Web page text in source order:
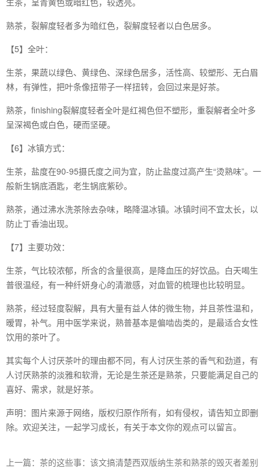
熟茶，裂解度轻者多为暗红色，裂解度轻者以白色居多。
【5】全叶：
生茶，果蔬以绿色、黄绿色、深绿色居多，活性高、较塑形、无白眉
林，有弹性，把叶条像扭带子一样扭转，会回过来是好茶。
熟茶，finishing裂解度轻者全叶是红褐色但不塑形，重裂解者全叶多
呈深褐色或白色，硬而坚硬。
【6】冰镇方式：
生茶，盐度在90-95摄氏度之间为宜，防止盐度过高产生“烫熟味”。一
般新生锅底酒匙，老生锅底紫砂。
熟茶，通过沸水洗茶除去杂味，略降温冰镇。冰镇时间不宜太长，以
防止丁香油出现。
【7】主要功效：
生茶，气比较浓郁，所含的含量很高，是降血压的好饮品。白天喝生
普很温经，有一种纤妍身心的清澈感，对血管的梳理也比较明显。
熟茶，经过轻度裂解，具有大量有益人体的微生物，并且茶性温和，
暧胃，补气。用中医学来说，熟普基本是偏啮齿类的，是最适合女性
饮用的茶叶了。
其实每个人讨厌茶叶的理由都不同，有人讨厌生茶的香气和劲道，有
人讨厌熟茶的淡雅和软滑，无论是生茶还是熟茶，只要能满足自己的
喜好、需求，就是好茶。
声明：图片来源于网络，版权归原作所有，如有侵权，请告知立即删
除。欢迎关注，一起学习成长，有关于本文你的观点可以留言。
上一篇：茶的这些事：该文搞清楚西双版纳生茶和熟茶的毁灭者差别